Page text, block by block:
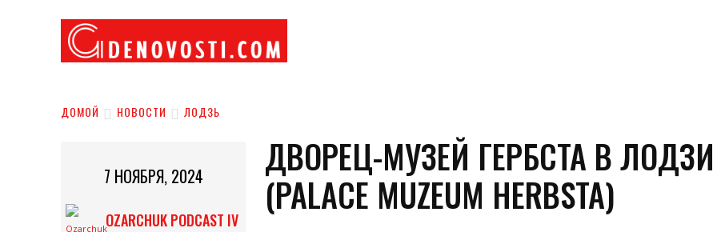
ДОМОЙ НОВОСТИ ЛОДЗЬ
7 НОЯБРЯ, 2024
OZARCHUK PODCAST IV
ДВОРЕЦ-МУЗЕЙ ГЕРБСТА В ЛОДЗИ
(PALACE MUZEUM HERBSTA)